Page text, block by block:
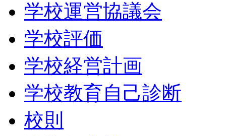
学校運営協議会
学校評価
学校経営計画
学校教育自己診断
校則